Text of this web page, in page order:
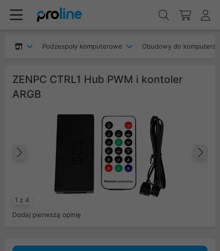
Podzespoły komputerowe Obudowy do komputera
ZENPC CTRL1 Hub PWM i kontoler
ARGB
1 z 4
Poprzedni
Dodaj pierwszą opinię